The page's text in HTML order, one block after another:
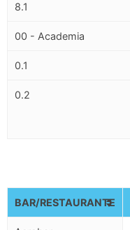
8.1
00 - Academia
0.1
0.2
BAR/RESTAURANTE